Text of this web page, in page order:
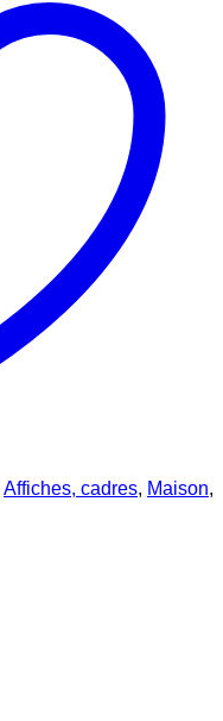
Affiches, cadres, Maison,